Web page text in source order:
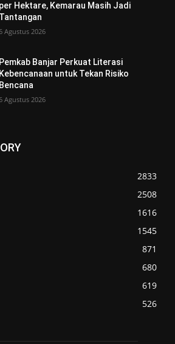
per Hektare, Kemarau Masih Jadi
Tantangan
Agustus 2026
Pemkab Banjar Perkuat Literasi
Kebencanaan untuk Tekan Risiko
Bencana
Agustus 2026
2833
2508
1616
1545
871
680
619
526